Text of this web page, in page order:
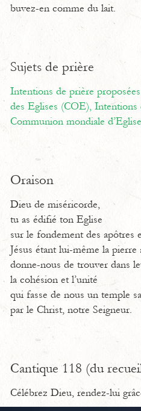
buvez-en comme du lait.
Sujets de prière
Intentions de prière
des Eglises (COE), Intentions
Communion mondiale
Oraison
Dieu de miséricorde,
tu as édifié ton Eglise
sur le fondement des apôtres
Jésus étant lui-même la pierre
donne-nous de trouver dans
la cohésion et l’unité
qui fasse de nous un temple
par le Christ, notre Seigneur.
Cantique 118 (du
Célébrez Dieu, rendez-lui